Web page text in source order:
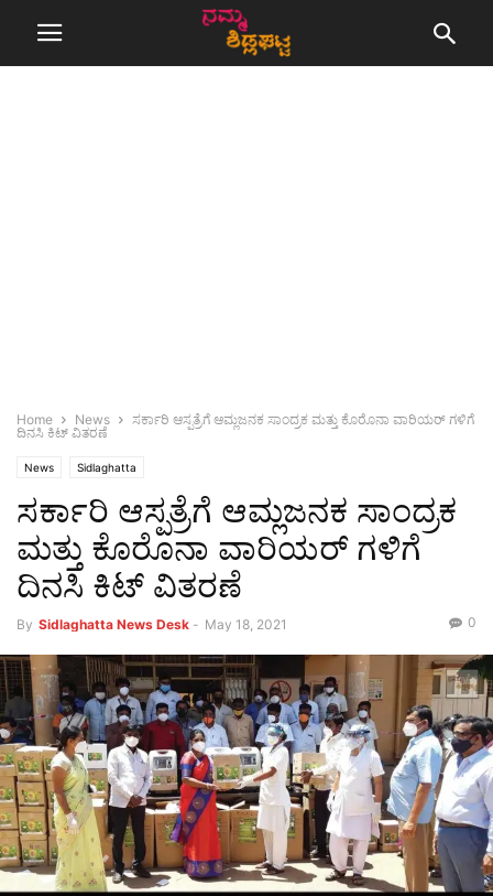
Home News
ಸರ್ಕಾರಿ ಆಸ್ಪತ್ರೆಗೆ ಆಮ್ಲಜನಕ ಸಾಂದ್ರಕ ಮತ್ತು ಕೊರೊನಾ ವಾರಿಯರ್ ಗಳಿಗೆ
ದಿನಸಿ ಕಿಟ್ ವಿತರಣೆ
News Sidlaghatta
ಸರ್ಕಾರಿ ಆಸ್ಪತ್ರೆಗೆ ಆಮ್ಲಜನಕ ಸಾಂದ್ರಕ
ಮತ್ತು ಕೊರೊನಾ ವಾರಿಯರ್ ಗಳಿಗೆ
ದಿನಸಿ ಕಿಟ್ ವಿತರಣೆ
By Sidlaghatta News Desk - May 18, 2021 0